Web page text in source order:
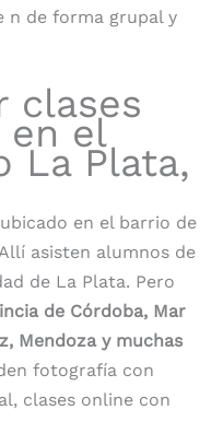
n de forma grupal y
clases
en el
La Plata,
en el barrio de
asisten alumnos de
de La Plata. Pero
de Córdoba, Mar
Mendoza y muchas
fotografía con
clases online con